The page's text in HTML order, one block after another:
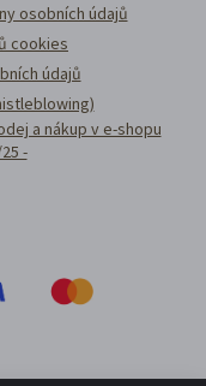
osobních údajů
cookies
údajů
a nákup v e-shopu
-